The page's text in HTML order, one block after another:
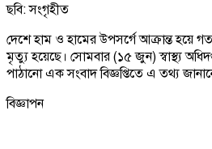
ছবি: সংগৃহীত
দেশে হাম ও হামের উপসর্গে আক্রান্ত হয়ে
মৃত্যু হয়েছে। সোমবার (১৫ জুন) স্বাস্থ্য
পাঠানো এক সংবাদ বিজ্ঞপ্তিতে এ তথ্য
বিজ্ঞাপন